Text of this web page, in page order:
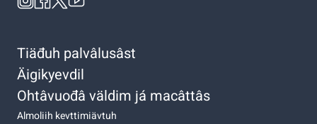
Tiäđuh palvâlusâst
Äigikyevdil
Ohtâvuođâ väldim já macâttâs
Almoliih kevttimiävtuh